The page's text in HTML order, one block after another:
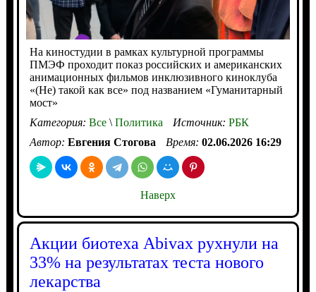
На киностудии в рамках культурной программы
ПМЭФ проходит показ российских и американских
анимационных фильмов инклюзивного киноклуба
«(Не) такой как все» под названием «Гуманитарный
мост»
Категория: Все\Политика Источник: РБК
Автор: Евгения Стогова Время: 02.06.2026 16:29
Наверх
Акции биотеха Abivax рухнули на
33% на результатах теста нового
лекарства